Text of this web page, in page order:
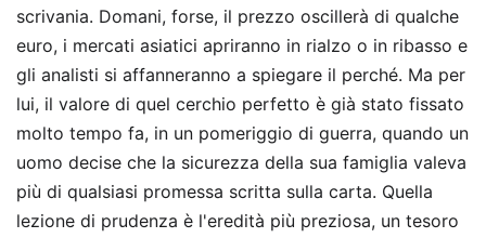
scrivania. Domani, forse, il prezzo oscillerà di qualche
euro, i mercati asiatici apriranno in rialzo o in ribasso e
gli analisti si affanneranno a spiegare il perché. Ma per
lui, il valore di quel cerchio perfetto è già stato fissato
molto tempo fa, in un pomeriggio di guerra, quando un
uomo decise che la sicurezza della sua famiglia valeva
più di qualsiasi promessa scritta sulla carta. Quella
lezione di prudenza è l'eredità più preziosa, un tesoro